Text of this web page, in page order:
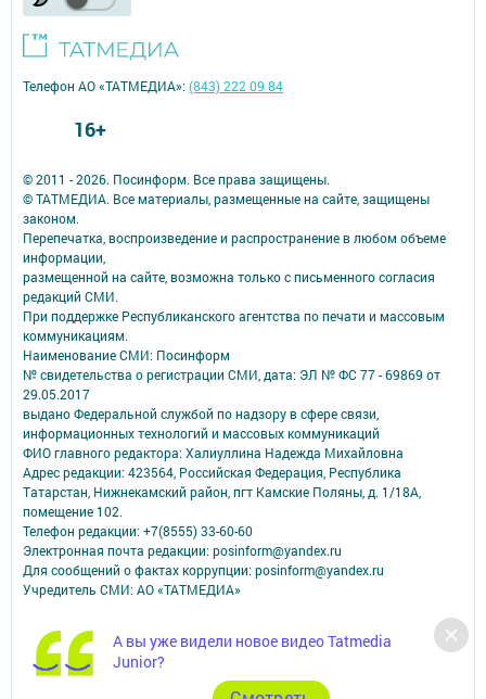
А вы уже видели новое видео Tatmedia
Junior?
© 2011 - 2026. Посинформ. Все права защищены.
© ТАТМЕДИА. Все материалы, размещенные на сайте, защищены
законом.
Перепечатка, воспроизведение и распространение в любом объеме
информации,
размещенной на сайте, возможна только с письменного согласия
редакций СМИ.
При поддержке Республиканского агентства по печати и массовым
коммуникациям.
Наименование СМИ: Посинформ
№ свидетельства о регистрации СМИ, дата: ЭЛ № ФС 77 - 69869 от
29.05.2017
выдано Федеральной службой по надзору в сфере связи,
информационных технологий и массовых коммуникаций
ФИО главного редактора: Халиуллина Надежда Михайловна
Адрес редакции: 423564, Российская Федерация, Республика
Татарстан, Нижнекамский район, пгт Камские Поляны, д. 1/18А,
помещение 102.
Телефон редакции: +7(8555) 33-60-60
Электронная почта редакции: posinform@yandex.ru
Для сообщений о фактах коррупции: posinform@yandex.ru
Учредитель СМИ: АО «ТАТМЕДИА»
Антикоррупционная политика
АО «ТАТМЕДИА» использует «cookie»для персонализации сервисов и
удобства пользователей сайтом.
Использование «cookie» можно отменить в настройках браузера.
Телефон АО «ТАТМЕДИА»:(843) 222 09 84
16+